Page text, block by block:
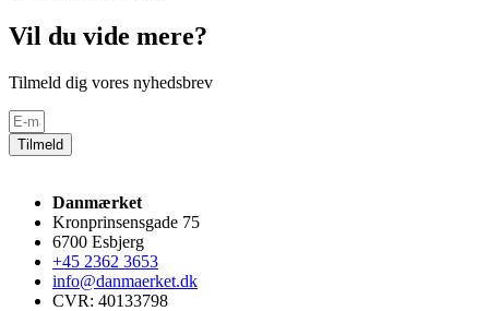
Vil du vide mere?
Tilmeld dig vores nyhedsbrev
Tilmeld
Danmærket
Kronprinsensgade 75
6700 Esbjerg
+45 2362 3653
info@danmaerket.dk
CVR: 40133798